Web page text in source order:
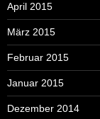
April 2015
März 2015
Februar 2015
Januar 2015
Dezember 2014